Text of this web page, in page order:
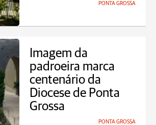
PONTA GROSSA
Imagem da
padroeira marca
centenário da
Diocese de Ponta
Grossa
PONTA GROSSA